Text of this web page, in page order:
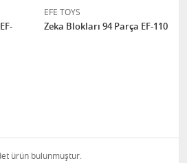
EFE TOYS
Zeka Blokları 94 Parça EF-110
ürün bulunmuştur.